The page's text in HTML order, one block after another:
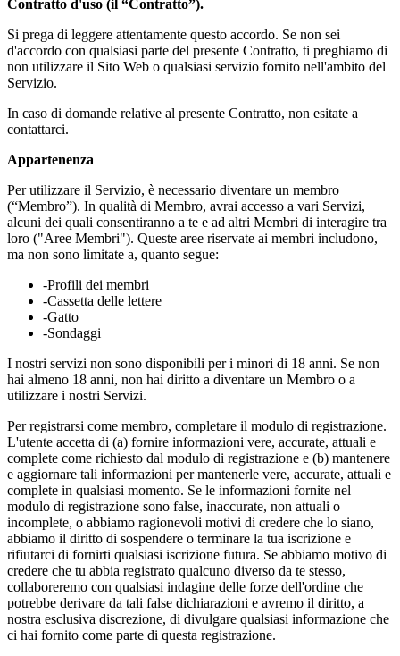
Contratto d'uso (il “Contratto”).
Si prega di leggere attentamente questo accordo. Se non sei
d'accordo con qualsiasi parte del presente Contratto, ti preghiamo di
non utilizzare il Sito Web o qualsiasi servizio fornito nell'ambito del
Servizio.
In caso di domande relative al presente Contratto, non esitate a
contattarci.
Appartenenza
Per utilizzare il Servizio, è necessario diventare un membro
(“Membro”). In qualità di Membro, avrai accesso a vari Servizi,
alcuni dei quali consentiranno a te e ad altri Membri di interagire tra
loro ("Aree Membri"). Queste aree riservate ai membri includono,
ma non sono limitate a, quanto segue:
-Profili dei membri
-Cassetta delle lettere
-Gatto
-Sondaggi
I nostri servizi non sono disponibili per i minori di 18 anni. Se non
hai almeno 18 anni, non hai diritto a diventare un Membro o a
utilizzare i nostri Servizi.
Per registrarsi come membro, completare il modulo di registrazione.
L'utente accetta di (a) fornire informazioni vere, accurate, attuali e
complete come richiesto dal modulo di registrazione e (b) mantenere
e aggiornare tali informazioni per mantenerle vere, accurate, attuali e
complete in qualsiasi momento. Se le informazioni fornite nel
modulo di registrazione sono false, inaccurate, non attuali o
incomplete, o abbiamo ragionevoli motivi di credere che lo siano,
abbiamo il diritto di sospendere o terminare la tua iscrizione e
rifiutarci di fornirti qualsiasi iscrizione futura. Se abbiamo motivo di
credere che tu abbia registrato qualcuno diverso da te stesso,
collaboreremo con qualsiasi indagine delle forze dell'ordine che
potrebbe derivare da tali false dichiarazioni e avremo il diritto, a
nostra esclusiva discrezione, di divulgare qualsiasi informazione che
ci hai fornito come parte di questa registrazione.